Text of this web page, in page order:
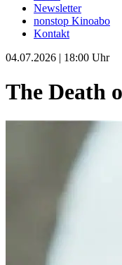
Newsletter
nonstop Kinoabo
Kontakt
04.07.2026 | 18:00 Uhr
The Death